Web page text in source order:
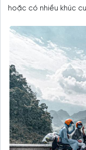
hoặc có nhiều khúc